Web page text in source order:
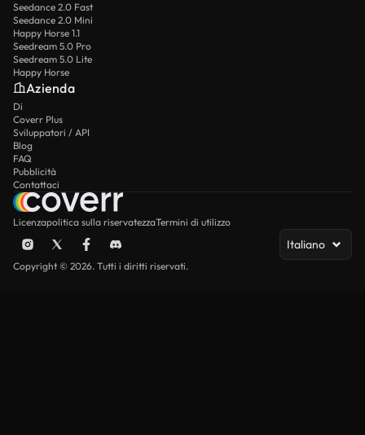
Seedance 2.0 Fast
Seedance 2.0 Mini
Happy Horse 1.1
Seedream 5.0 Pro
Seedream 5.0 Lite
Happy Horse
Azienda
Di
Coverr Plus
Sviluppatori / API
Blog
FAQ
Pubblicità
Contattaci
Licenzapolitica sulla riservatezzaTermini di utilizzo
Italiano
Copyright © 2026. Tutti i diritti riservati.